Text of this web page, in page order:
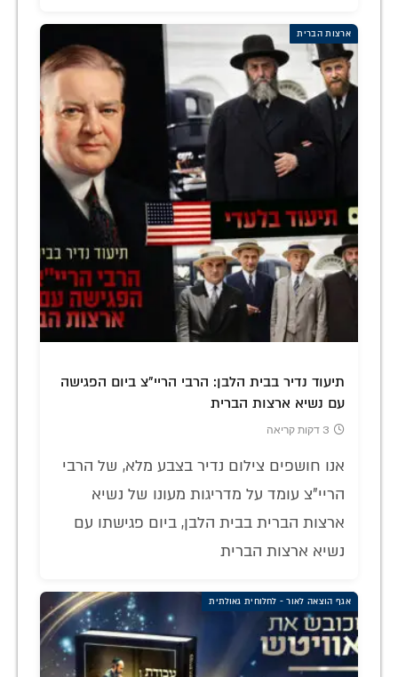
ארצות הברית
תיעוד נדיר בבית הלבן: הרבי הריי"צ ביום הפגישה
עם נשיא ארצות הברית
3 דקות קריאה
אנו חושפים צילום נדיר בצבע מלא, של הרבי
הריי"צ עומד על מדריגות מעונו של נשיא
ארצות הברית בבית הלבן, ביום פגישתו עם
נשיא ארצות הברית
אגף הוצאה לאור - לחלוחית גאולתית